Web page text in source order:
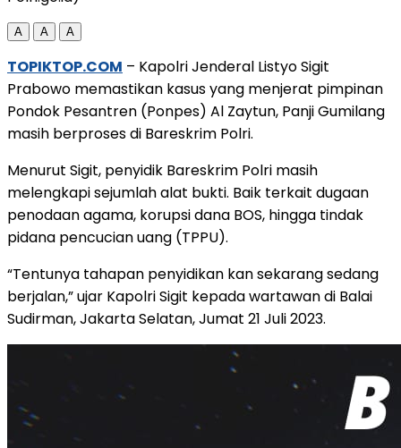
A A A
TOPIKTOP.COM – Kapolri Jenderal Listyo Sigit
Prabowo memastikan kasus yang menjerat pimpinan
Pondok Pesantren (Ponpes) Al Zaytun, Panji Gumilang
masih berproses di Bareskrim Polri.
Menurut Sigit, penyidik Bareskrim Polri masih
melengkapi sejumlah alat bukti. Baik terkait dugaan
penodaan agama, korupsi dana BOS, hingga tindak
pidana pencucian uang (TPPU).
“Tentunya tahapan penyidikan kan sekarang sedang
berjalan,” ujar Kapolri Sigit kepada wartawan di Balai
Sudirman, Jakarta Selatan, Jumat 21 Juli 2023.